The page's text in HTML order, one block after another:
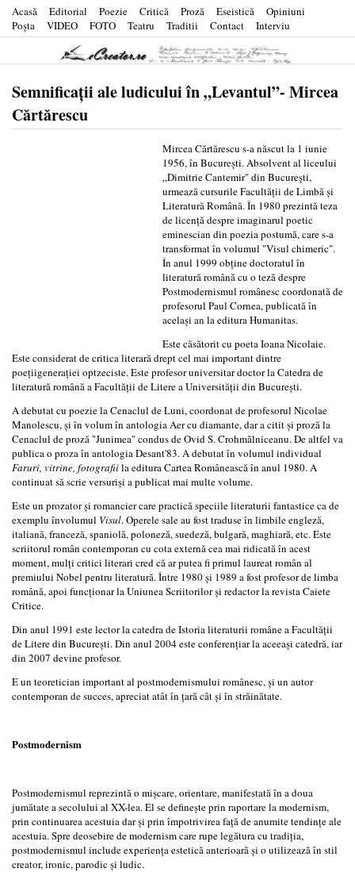
Acasă Editorial Poezie Critică Proză Eseistică
Opiniuni
Poşta
VIDEO FOTO Teatru Traditii Contact Interviu
Semnificații ale ludicului în „Levantul”- Mircea
Cărtărescu
Mircea Cărtărescu s-a născut la 1 iunie
1956, în București. Absolvent al liceului
„Dimitrie Cantemir" din București,
urmează cursurile Facultății de Limbă și
Literatură Română. În 1980 prezintă teza
de licență despre imaginarul poetic
eminescian din poezia postumă, care s-a
transformat în volumul "Visul chimeric".
În anul 1999 obține doctoratul în
literatură română cu o teză despre
Postmodernismul românesc coordonată de
profesorul Paul Cornea, publicată în
același an la editura Humanitas.
Este căsătorit cu poeta Ioana Nicolaie.
Este considerat de critica literară drept cel mai important dintre
poețiigenerației optzeciste. Este profesor universitar doctor la Catedra de
literatură română a Facultății de Litere a Universității din București.
A debutat cu poezie la Cenaclul de Luni, coordonat de profesorul Nicolae
Manolescu, și în volum în antologia Aer cu diamante, dar a citit și proză la
Cenaclul de proză "Junimea" condus de Ovid S. Crohmălniceanu. De altfel va
publica o proza în antologia Desant'83. A debutat în volumul individual
Faruri, vitrine, fotografiila editura Cartea Românească în anul 1980. A
continuat să scrie versuriși a publicat mai multe volume.
Este un prozator și romancier care practică speciile literaturii fantastice ca de
exemplu învolumul Visul. Operele sale au fost traduse în limbile engleză,
italiană, franceză, spaniolă, poloneză, suedeză, bulgară, maghiară, etc. Este
scriitorul român contemporan cu cota externă cea mai ridicată în acest
moment, mulți critici literari cred că ar putea fi primul laureat român al
premiului Nobel pentru literatură. Între 1980 și 1989 a fost profesor de limba
română, apoi funcționar la Uniunea Scriitorilor și redactor la revista Caiete
Critice.
Din anul 1991 este lector la catedra de Istoria literaturii române a Facultății
de Litere din București. Din anul 2004 este conferențiar la aceeași catedră, iar
din 2007 devine profesor.
E un teoretician important al postmodernismului românesc, și un autor
contemporan de succes, apreciat atât în țară cât și în străinătate.
Postmodernism
Postmodernismul reprezintă o mișcare, orientare, manifestată în a doua
jumătate a secolului al XX-lea. El se definește prin raportare la modernism,
prin continuarea acestuia dar și prin împotrivirea față de anumite tendințe ale
acestuia. Spre deosebire de modernism care rupe legătura cu tradiția,
postmodernismul include experiența estetică anterioară și o utilizează în stil
creator, ironic, parodic și ludic.